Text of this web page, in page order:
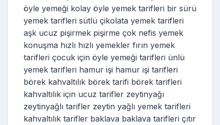
öyle yemeği kolay öyle yemek tarifleri bir sürü
yemek tarifleri sütlü çikolata yemek tarifleri
aşk ucuz pişirmek pişirme çok nefis yemek
konuşma hızlı hızlı yemekler fırın yemek
tarifleri çocuk için öyle yemeği tarifleri ünlü
yemek tarifleri hamur işi hamur işi tarifleri
börek kahvaltılık börek tarifi börek tarifleri
kahvaltılık için ucuz tarifler zeytinyağı
zeytinyağlı tarifler zeytin yağlı yemek tarifleri
kahvaltılık tarifler baklava baklava tarifleri çıtır